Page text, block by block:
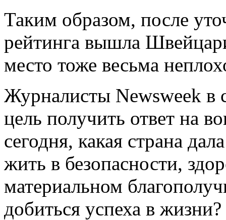
Таким образом, после
рейтинга вышла
место тоже весьма
Журналисты Newsweek в
цель получить ответ на
сегодня, какая страна
жить в безопасности,
материальном
добиться успеха в жизни?